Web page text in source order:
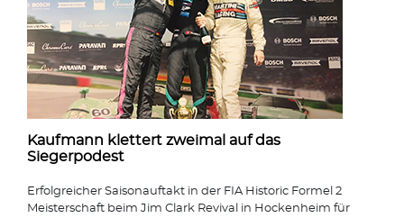
Kaufmann klettert zweimal auf das
Siegerpodest
Erfolgreicher Saisonauftakt in der FIA Historic Formel 2
Meisterschaft beim Jim Clark Revival in Hockenheim für